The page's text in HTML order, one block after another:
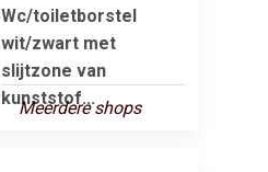
Wc/toiletborstel
wit/zwart met
slijtzone van
kunststof...
Meerdere shops